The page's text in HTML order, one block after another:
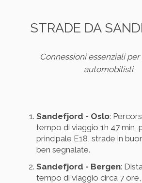
STRADE DA
Connessioni essenziali
automobilisti
Sandefjord - Oslo:
tempo di viaggio 1h 47 min,
principale E18, strade in
ben segnalate.
Sandefjord - Bergen:
tempo di viaggio circa 7